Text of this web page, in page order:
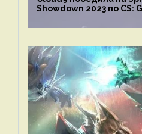
Showdown 2023 по CS: